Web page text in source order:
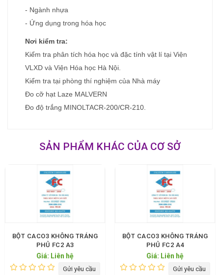
- Ngành nhựa
- Ứng dụng trong hóa học
Nơi kiểm tra:
Kiểm tra phân tích hóa học và đặc tính vật lí tại Viện
VLXD và Viện Hóa học Hà Nội.
Kiểm tra tại phòng thí nghiệm của Nhà máy
Đo cỡ hạt Laze MALVERN
Đo độ trắng MINOLTACR-200/CR-210.
SẢN PHẨM KHÁC CỦA CƠ SỞ
BỘT CACO3 KHÔNG TRÁNG
PHỦ FC2 A3
Giá: Liên hệ
Gửi yêu cầu
BỘT CACO3 KHÔNG TRÁNG
PHỦ FC2 A4
Giá: Liên hệ
Gửi yêu cầu